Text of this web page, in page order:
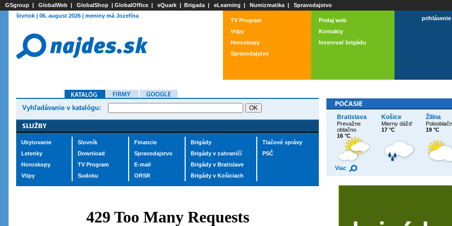
GSgroup | GlobalWeb | GlobalShop | GlobalOffice | eQuark | Brigada | eLearning | Numizmatika | Spravodajstvo
štvrtok | 06. august 2026 | meniny má Jozefína
TV Program
Vtipy
Horoskopy
Spravodajstvo
Pridaj web
Kontakty
Inzerovať brigádu
prihlásenie
Vyhľadávanie v katalógu:
Ubytovanie
Letenky
Horoskopy
Vtipy
Slovník
Download
TV Program
Sudoku
Financie
Spravodajstvo
E-mail
ORSR
Brigády
Brigády v zahraničí
Brigády v Bratislave
Brigády v Košiciach
Tlačové správy
PSČ
Bratislava
Prevažne
oblačno
16 °C
Košice
Mierny dážď
17 °C
Žilina
19 °C
Viac